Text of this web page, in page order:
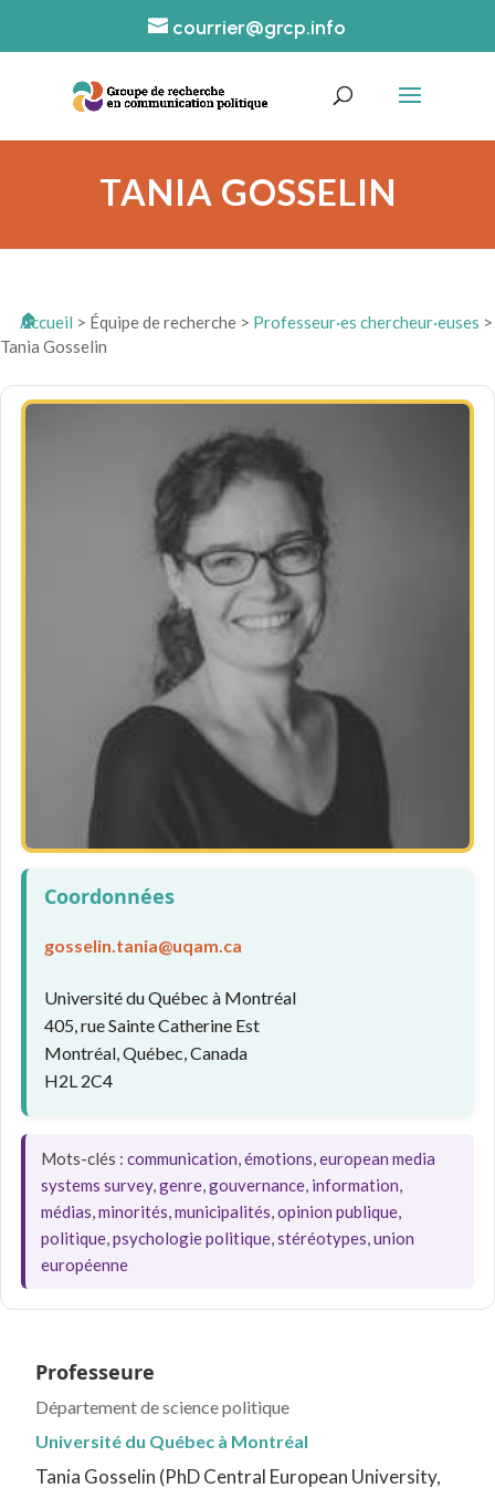
courrier@grcp.info
TANIA GOSSELIN
Accueil > Équipe de recherche > Professeur·es chercheur·euses >
Tania Gosselin
Coordonnées
gosselin.tania@uqam.ca
Université du Québec à Montréal
405, rue Sainte Catherine Est
Montréal, Québec, Canada
H2L 2C4
Mots-clés : communication,émotions,european media
systems survey,genre,gouvernance, information,
médias,minorités,municipalités,opinion publique,
politique,psychologie politique,stéréotypes,union
européenne
Professeure
Département de science politique
Université du Québec à Montréal
Tania Gosselin (PhD Central European University,